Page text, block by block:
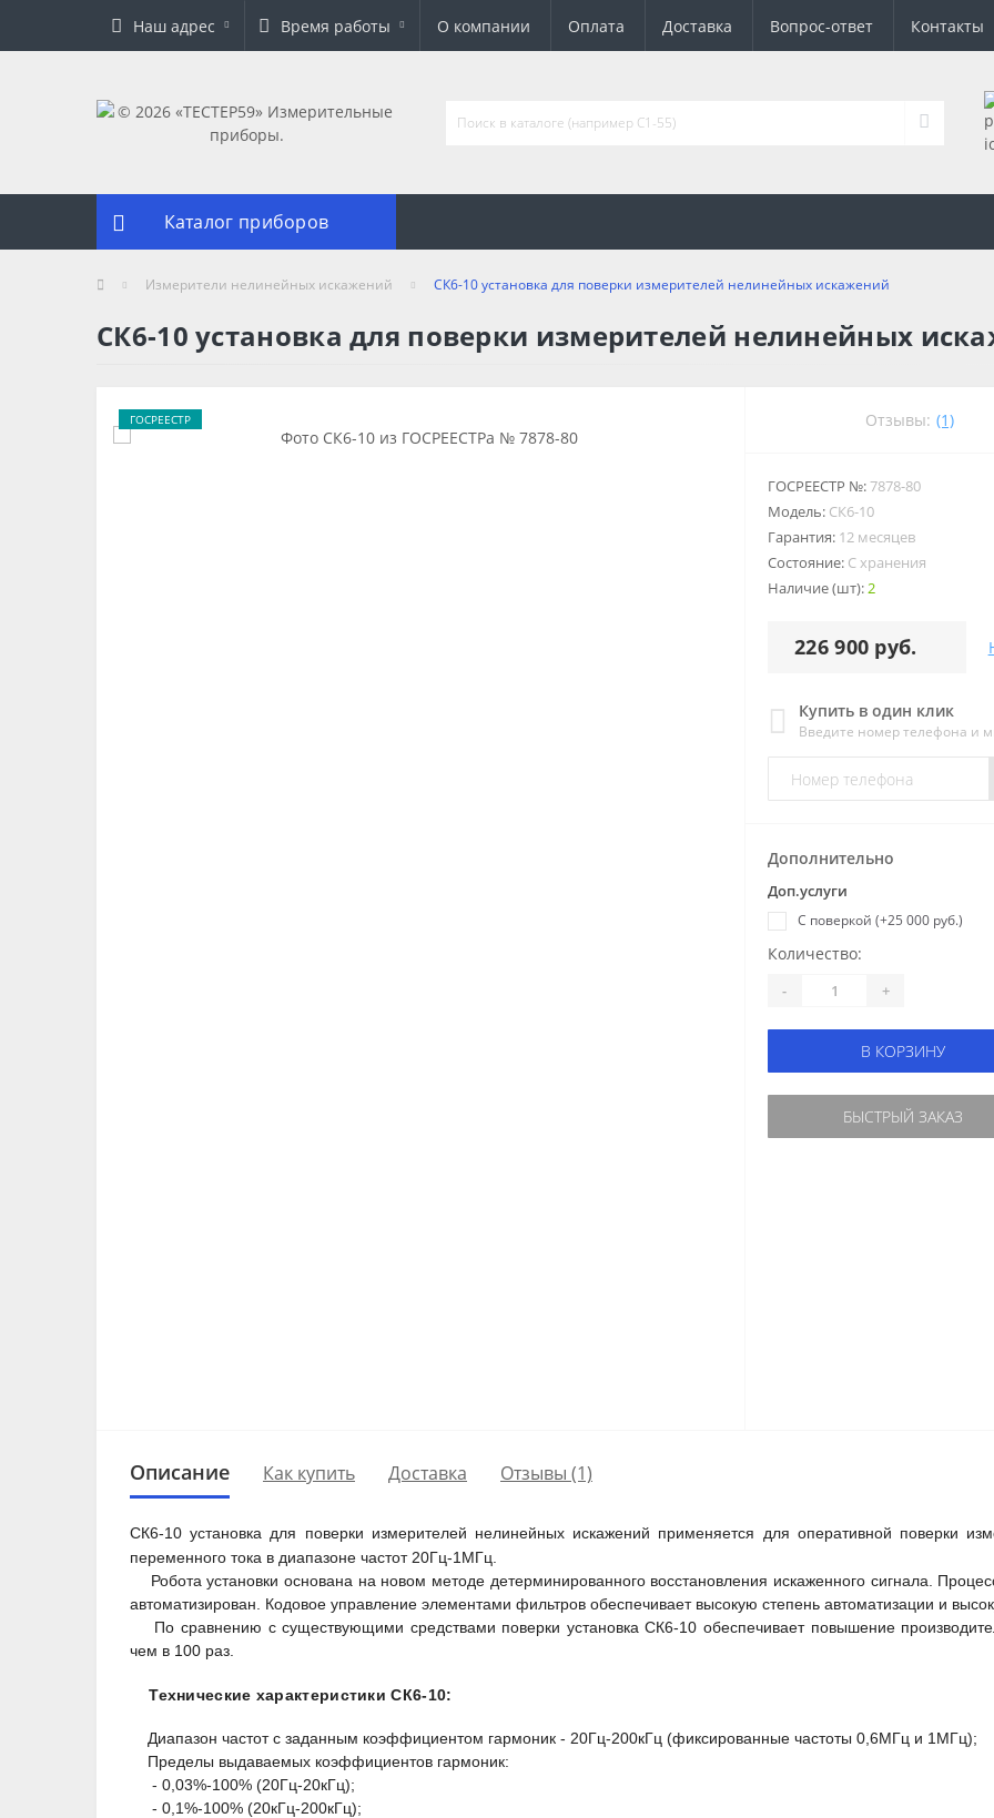
Наш адрес Время работы О компании Оплата Доставка Вопрос-ответ Контакты
Каталог приборов
Измерители нелинейных искажений СК6-10 установка для поверки измерителей нелинейных искажений
СК6-10 установка для поверки измерителей нелинейных
ГОСРЕЕСТР Отзывы: (1)
ГОСРЕЕСТР №:7878-80
Модель: СК6-10
Гарантия: 12 месяцев
Состояние: С хранения
Наличие (шт):2
226 900 руб.
Купить в один клик
Введите номер телефона и
Дополнительно
Доп.услуги
С поверкой (+25 000 руб.)
Количество:
- +
В КОРЗИНУ
БЫСТРЫЙ ЗАКАЗ
Описание Как купить Доставка Отзывы (1)
СК6-10 установка для поверки измерителей нелинейных искажений применяется для оперативной поверки
переменного тока в диапазоне частот 20Гц-1МГц.
Робота установки основана на новом методе детерминированного восстановления искаженного сигнала.
автоматизирован. Кодовое управление элементами фильтров обеспечивает высокую степень автоматизации и
По сравнению с существующими средствами поверки установка СК6-10 обеспечивает повышение
чем в 100 раз.
Технические характеристики СК6-10:
Диапазон частот с заданным коэффициентом гармоник - 20Гц-200кГц (фиксированные частоты 0,6МГц и 1МГц);
Пределы выдаваемых коэффициентов гармоник:
- 0,03%-100% (20Гц-20кГц);
- 0,1%-100% (20кГц-200кГц);